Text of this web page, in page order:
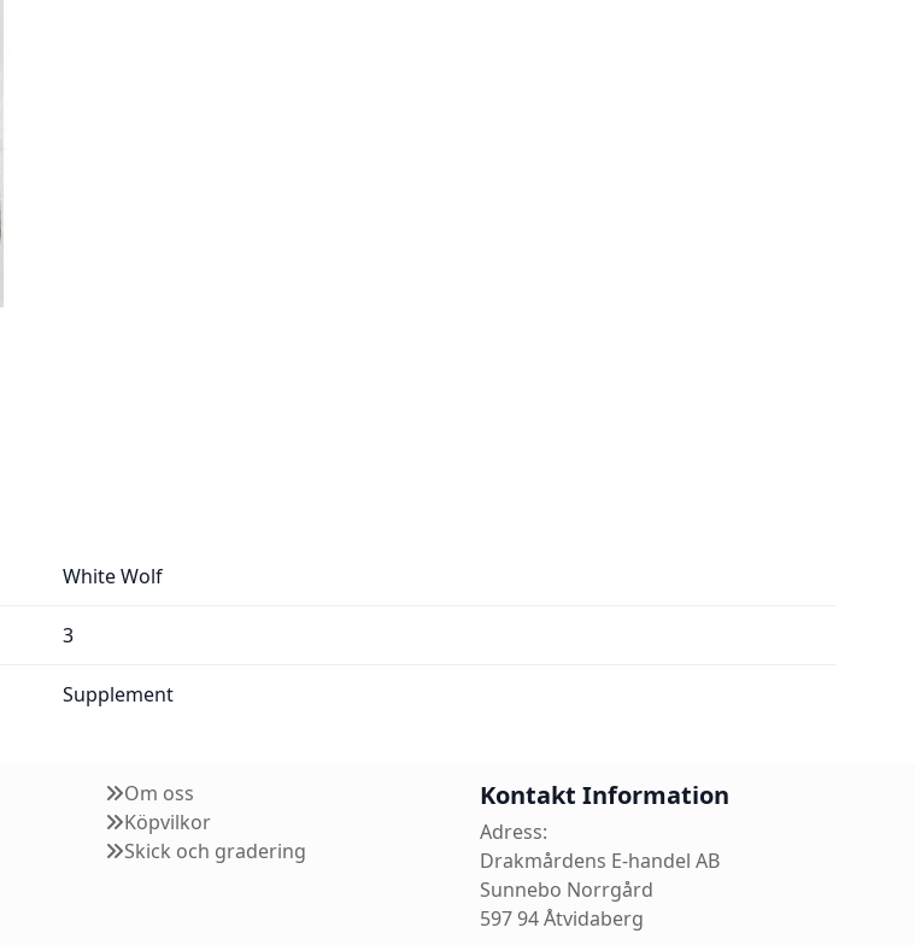
White Wolf
3
Supplement
Om oss
Köpvilkor
Skick och gradering
Kontakt Information
Adress:
Drakmårdens E-handel AB
Sunnebo Norrgård
597 94 Åtvidaberg